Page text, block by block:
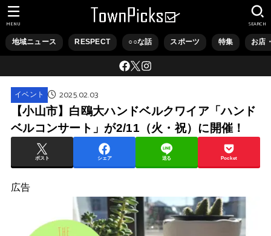
地域ニュース RESPECT ○○な話 スポーツ 特集 お店
SEARCH
MENU
イベント 2025.02.03
【小山市】白鴎大ハンドベルクワイア「ハンド
ベルコンサート」が2/11（火・祝）に開催！
ポスト シェア 送る Pocket
広告